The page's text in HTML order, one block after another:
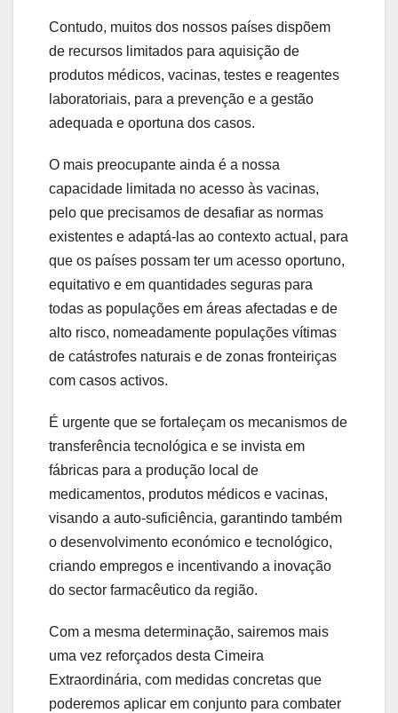
Contudo, muitos dos nossos países dispõem
de recursos limitados para aquisição de
produtos médicos, vacinas, testes e reagentes
laboratoriais, para a prevenção e a gestão
adequada e oportuna dos casos.
O mais preocupante ainda é a nossa
capacidade limitada no acesso às vacinas,
pelo que precisamos de desafiar as normas
existentes e adaptá-las ao contexto actual, para
que os países possam ter um acesso oportuno,
equitativo e em quantidades seguras para
todas as populações em áreas afectadas e de
alto risco, nomeadamente populações vítimas
de catástrofes naturais e de zonas fronteiriças
com casos activos.
É urgente que se fortaleçam os mecanismos de
transferência tecnológica e se invista em
fábricas para a produção local de
medicamentos, produtos médicos e vacinas,
visando a auto-suficiência, garantindo também
o desenvolvimento económico e tecnológico,
criando empregos e incentivando a inovação
do sector farmacêutico da região.
Com a mesma determinação, sairemos mais
uma vez reforçados desta Cimeira
Extraordinária, com medidas concretas que
poderemos aplicar em conjunto para combater